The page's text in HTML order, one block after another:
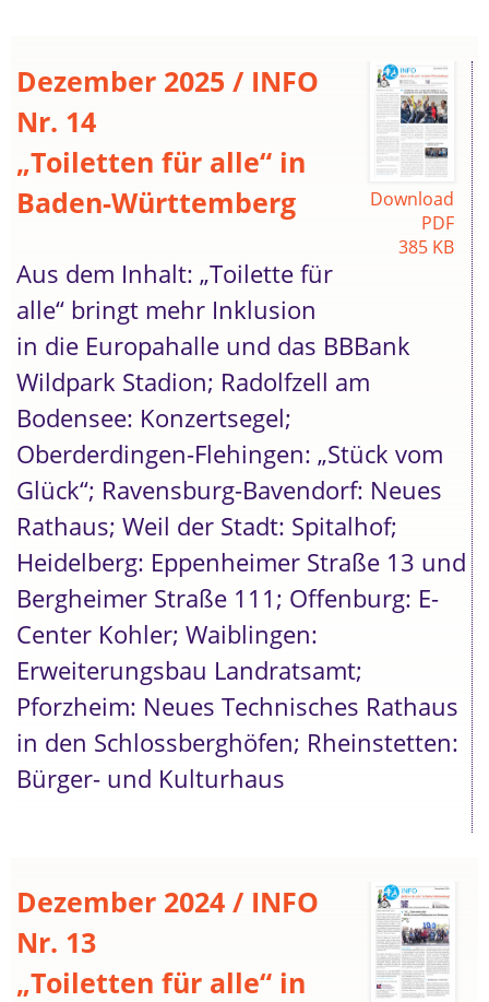
Download
PDF
385 KB
Dezember 2025 / INFO
Nr. 14
„Toiletten für alle“ in
Baden-Württemberg
Aus dem Inhalt: „Toilette für
alle“ bringt mehr Inklusion
in die Europahalle und das BBBank
Wildpark Stadion; Radolfzell am
Bodensee: Konzertsegel;
Oberderdingen-Flehingen: „Stück vom
Glück“; Ravensburg-Bavendorf: Neues
Rathaus; Weil der Stadt: Spitalhof;
Heidelberg: Eppenheimer Straße 13 und
Bergheimer Straße 111; Offenburg: E-
Center Kohler; Waiblingen:
Erweiterungsbau Landratsamt;
Pforzheim: Neues Technisches Rathaus
in den Schlossberghöfen; Rheinstetten:
Bürger- und Kulturhaus
Dezember 2024 / INFO
Nr. 13
„Toiletten für alle“ in